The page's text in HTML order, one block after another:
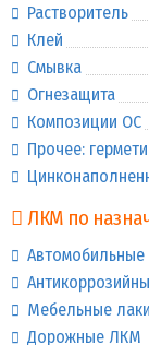
Растворитель
Клей
Смывка
Огнезащита
Композиции ОС
Прочее:
ЛКМ по
Автомобильные
Мебельные лаки
Дорожные ЛКМ